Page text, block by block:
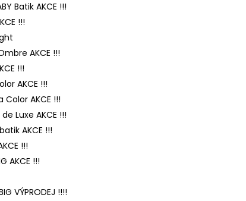
Batik AKCE !!!
!!!
AKCE !!!
!!!
AKCE !!!
Color AKCE !!!
Luxe AKCE !!!
AKCE !!!
!!!
AKCE !!!
VÝPRODEJ !!!!